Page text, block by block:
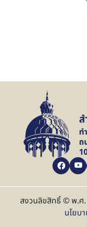
ท
ถ
สงวนลิขสิทธิ์ © พ.ศ.
นโยบ